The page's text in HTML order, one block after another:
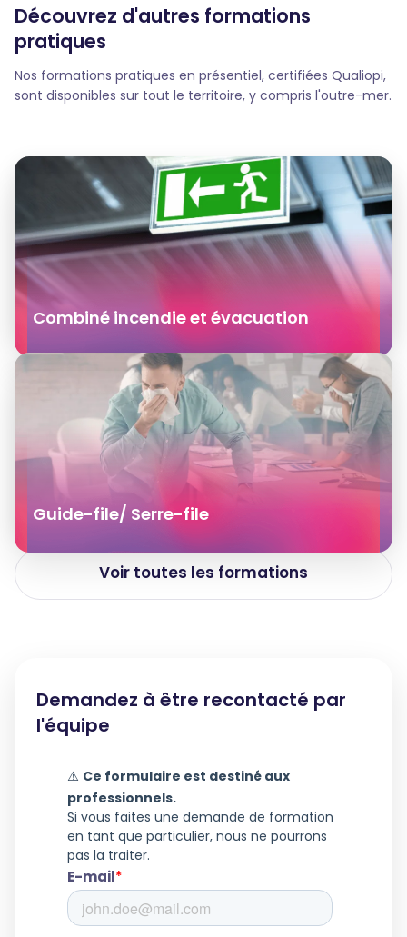
Découvrez d'autres formations
pratiques
Nos formations pratiques en présentiel, certifiées Qualiopi,
sont disponibles sur tout le territoire, y compris l'outre-mer.
Combiné incendie et évacuation
Guide-file/ Serre-file
Voir toutes les formations
Demandez à être recontacté par
l'équipe